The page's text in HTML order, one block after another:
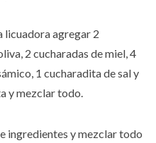
licuadora agregar 2
2 cucharadas de miel, 4
1 cucharadita de sal y
y mezclar todo.
ingredientes y mezclar todo